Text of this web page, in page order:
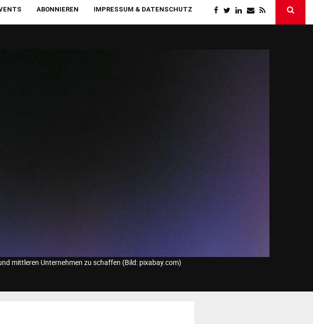
ABONNIEREN IMPRESSUM & DATENSCHUTZ
mittleren Unternehmen zu schaffen (Bild: pixabay.com)